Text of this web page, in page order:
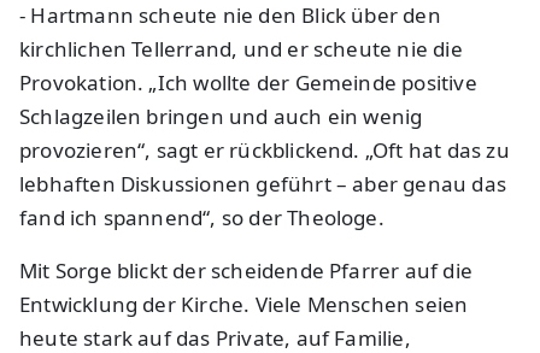
- Hartmann scheute nie den Blick über den
kirchlichen Tellerrand, und er scheute nie die
Provokation. „Ich wollte der Gemeinde positive
Schlagzeilen bringen und auch ein wenig
provozieren“, sagt er rückblickend. „Oft hat das zu
lebhaften Diskussionen geführt – aber genau das
fand ich spannend“, so der Theologe.
Mit Sorge blickt der scheidende Pfarrer auf die
Entwicklung der Kirche. Viele Menschen seien
heute stark auf das Private, auf Familie,